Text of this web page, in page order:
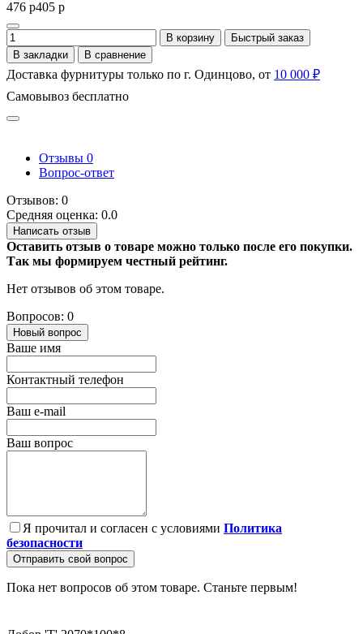
476 р405 р
В корзину
Быстрый заказ
В закладки
В сравнение
Доставка фурнитуры только по г. Одинцово, от 10 000 ₽
Самовывоз бесплатно
Отзывы 0
Вопрос-ответ
Отзывов: 0
Средняя оценка: 0.0
Написать отзыв
Оставить отзыв о товаре можно только после его покупки.
Так мы формируем честный рейтинг.
Нет отзывов об этом товаре.
Вопросов: 0
Новый вопрос
Ваше имя
Контактный телефон
Ваш e-mail
Ваш вопрос
Я прочитал и согласен с условиями Политика
безопасности
Отправить свой вопрос
Пока нет вопросов об этом товаре. Станьте первым!